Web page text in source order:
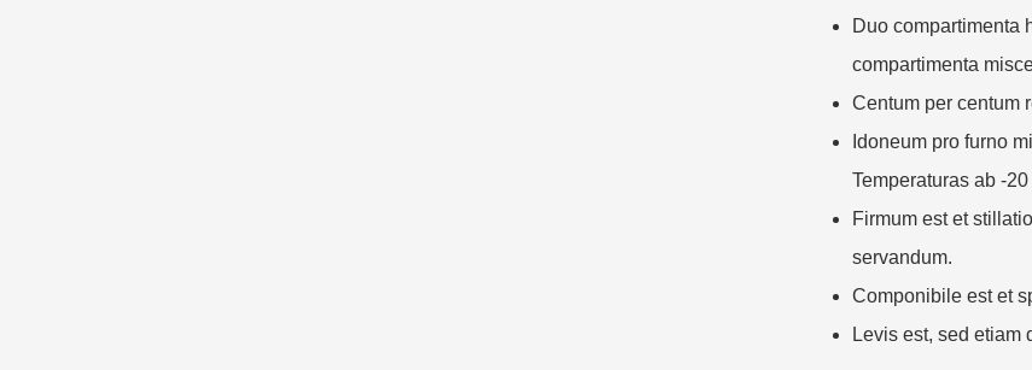
Duo compartimenta
compartimenta
Centum per centum
Idoneum pro furno
Temperaturas ab -
Firmum est et
servandum.
Componibile est et
Levis est, sed etiam